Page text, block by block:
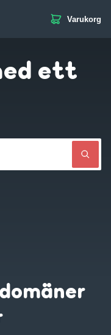
Varukorg
ett